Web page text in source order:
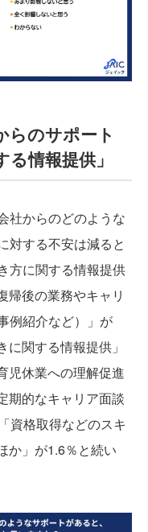
らのサポート
情報提供」
社からのどのような
対する不安は減ると
方に関する情報提供
帰後の業務やキャリ
例紹介など）」が
関する情報提供」
児休業への理解促進
期的なキャリア面談
資格取得などのスキ
か」が1.6％と続い